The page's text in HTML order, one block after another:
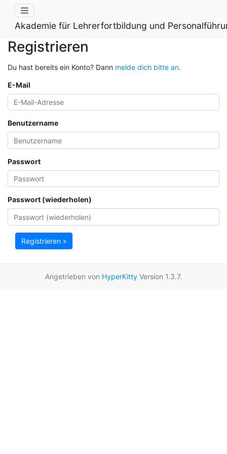
Akademie für Lehrerfortbildung und
Registrieren
Du hast bereits ein Konto? Dann melde dich bitte an.
E-Mail
Benutzername
Passwort
Passwort (wiederholen)
Registrieren »
Angetrieben von HyperKitty Version 1.3.7.